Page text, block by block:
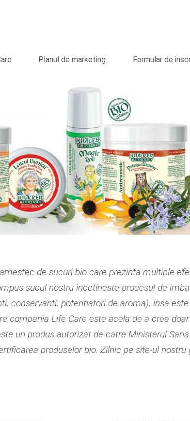
Planul de marketing Formular de
de sucuri bio care prezinta multiple
sucul nostru incetineste procesul de
conservanti, potentiatori de aroma), insa
compania Life Care este acela de a crea
un produs autorizat de catre Ministerul
produselor bio. Zilnic pe site-ul